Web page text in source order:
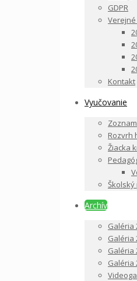
GDPR
Kontakt
Vyučovanie
Rozvrh
Žiacka
Archív
Galéria
Galéria
Galéria
Galéria